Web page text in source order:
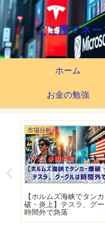
ここ屋マネ
ホーム
お金の勉強
市場分析
【ホルムズ海峡でタン
破・炎上】テスラ、グ
時間外で急落